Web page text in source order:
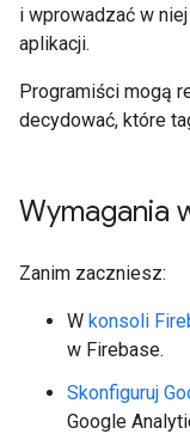
i wprowadzać w
aplikacji.
Programiści mogą
decydować, które
Wymagania
Zanim zaczniesz:
W konsoli
w Firebase.
Skonfiguruj
Google